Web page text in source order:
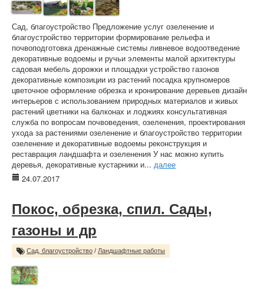
Сад, благоустройство Предложение услуг озеленение и
благоустройство территории формирование рельефа и
почвоподготовка дренажные системы ливневое водоотведение
декоративные водоемы и ручьи элементы малой архитектуры
садовая мебель дорожки и площадки устройство газонов
декоративные композиции из растений посадка крупномеров
цветочное оформление обрезка и кронирование деревьев дизайн
интерьеров с использованием природных материалов и живых
растений цветники на балконах и лоджиях консультативная
служба по вопросам почвоведения, озеленения, проектирования
ухода за растениями озеленение и благоустройство территории
озеленение и декоративные водоемы реконструкция и
реставрация ландшафта и озеленения У нас можно купить
деревья, декоративные кустарники и... далее
24.07.2017
Покос, обрезка, спил. Сады,
газоны и др
Сад, благоустройство / Ландшафтные работы